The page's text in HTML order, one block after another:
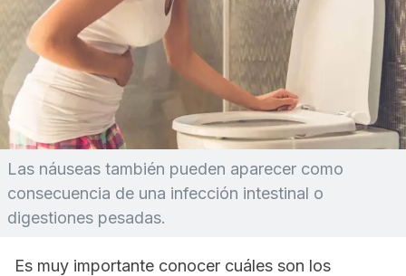
Las náuseas también pueden aparecer como
consecuencia de una infección intestinal o
digestiones pesadas.
Es muy importante conocer cuáles son los